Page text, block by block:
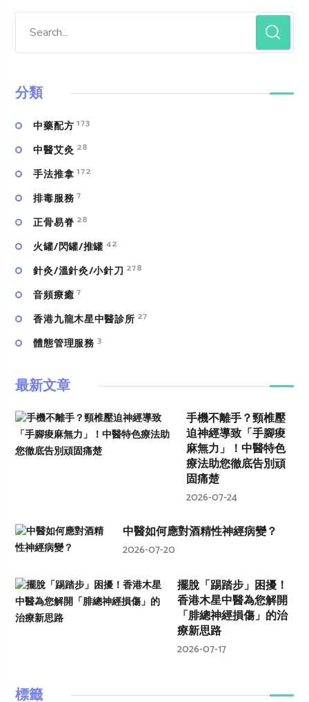
分類
中藥配方 173
中醫艾灸 28
手法推拿 172
排毒服務 7
正骨易脊 28
火罐/閃罐/推罐 42
針灸/溫針灸/小針刀 278
⾳頻療癒 7
香港九龍木星中醫診所 27
體態管理服務 3
最新文章
手機不離手？頸椎壓
迫神經導致「手腳痠
麻無力」！中醫特色
療法助您徹底告別頑
固痛楚
2026-07-24
中醫如何應對酒精性神經病變？
2026-07-20
擺脫「踢踏步」困擾！
香港木星中醫為您解開
「腓總神經損傷」的治
療新思路
2026-07-17
標籤